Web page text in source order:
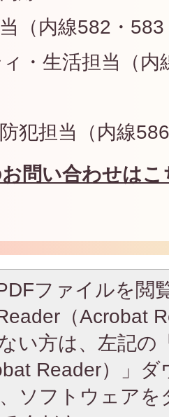
（内線582・
・生活担当（内
犯担当（内線
問い合わせは
ファイルを閲
（Acrobat
い方は、左記の
Reader）」
ソフトウェア